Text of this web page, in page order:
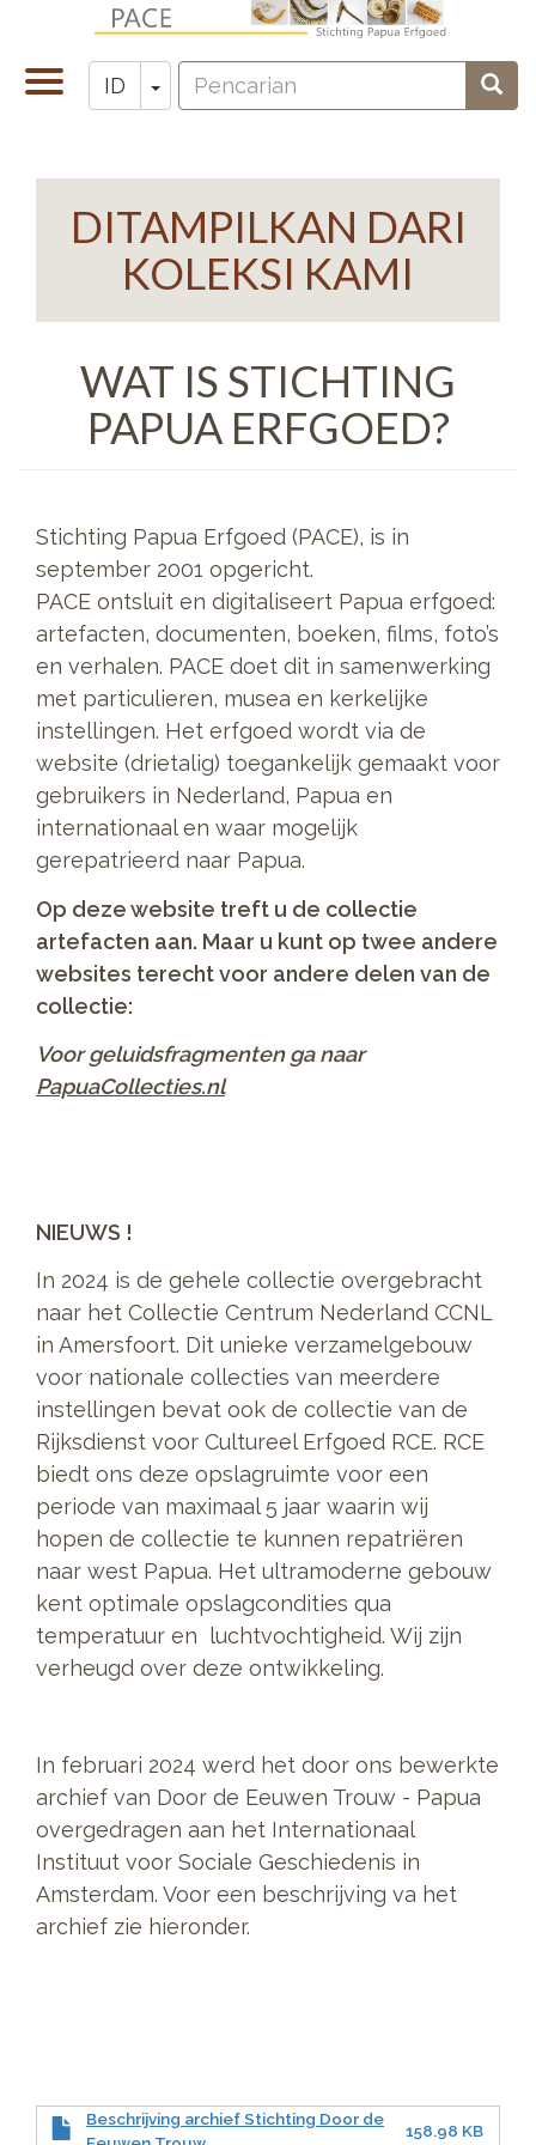
Toggle
navigation
ID Toggle Dropdown
Zoeken
Pencarian
DITAMPILKAN DARI
KOLEKSI KAMI
WAT IS STICHTING
PAPUA ERFGOED?
Stichting Papua Erfgoed (PACE), is in
september 2001 opgericht.
PACE ontsluit en digitaliseert Papua erfgoed:
artefacten, documenten, boeken, films, foto’s
en verhalen. PACE doet dit in samenwerking
met particulieren, musea en kerkelijke
instellingen. Het erfgoed wordt via de
website (drietalig) toegankelijk gemaakt voor
gebruikers in Nederland, Papua en
internationaal en waar mogelijk
gerepatrieerd naar Papua.
Op deze website treft u de collectie
artefacten aan. Maar u kunt op twee andere
websites terecht voor andere delen van de
collectie:
Voor geluidsfragmenten ga naar
PapuaCollecties.nl
NIEUWS !
In 2024 is de gehele collectie overgebracht
naar het Collectie Centrum Nederland CCNL
in Amersfoort. Dit unieke verzamelgebouw
voor nationale collecties van meerdere
instellingen bevat ook de collectie van de
Rijksdienst voor Cultureel Erfgoed RCE. RCE
biedt ons deze opslagruimte voor een
periode van maximaal 5 jaar waarin wij
hopen de collectie te kunnen repatriëren
naar west Papua. Het ultramoderne gebouw
kent optimale opslagcondities qua
temperatuur en luchtvochtigheid. Wij zijn
verheugd over deze ontwikkeling.
In februari 2024 werd het door ons bewerkte
archief van Door de Eeuwen Trouw - Papua
overgedragen aan het Internationaal
Instituut voor Sociale Geschiedenis in
Amsterdam. Voor een beschrijving va het
archief zie hieronder.
Beschrijving archief Stichting Door de
158.98 KB